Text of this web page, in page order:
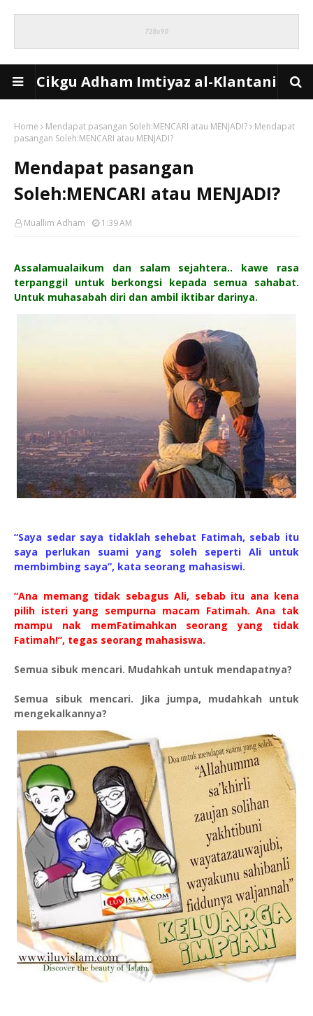
Cikgu Adham Imtiyaz al-Klantani
Home Mendapat pasangan Soleh:MENCARI atau MENJADI?
Mendapat
pasangan Soleh:MENCARI atau MENJADI?
Mendapat pasangan
Soleh:MENCARI atau MENJADI?
Muallim Adham 1:39 AM
Assalamualaikum dan salam sejahtera.. kawe rasa
terpanggil untuk berkongsi kepada semua sahabat.
Untuk muhasabah diri dan ambil iktibar darinya.
“Saya sedar saya tidaklah sehebat Fatimah, sebab itu
saya perlukan suami yang soleh seperti Ali untuk
membimbing saya”, kata seorang mahasiswi.
“Ana memang tidak sebagus Ali, sebab itu ana kena
pilih isteri yang sempurna macam Fatimah. Ana tak
mampu nak memFatimahkan seorang yang tidak
Fatimah!”, tegas seorang mahasiswa.
Semua sibuk mencari. Mudahkah untuk mendapatnya?
Semua sibuk mencari. Jika jumpa, mudahkah untuk
mengekalkannya?